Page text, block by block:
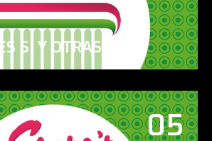
SÍ Y OTRAS NO
05